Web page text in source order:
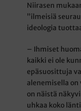
Niirasen
”ilmeisiä
ideologia
– Ihmiset
kaikki ei ole
epäsuosittuja
alenemisella
on näistä
uhkaa koko